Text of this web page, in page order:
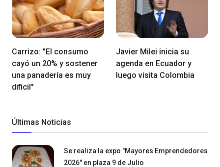
Carrizo: "El consumo
cayó un 20% y sostener
una panadería es muy
dificil"
Javier Milei inicia su
agenda en Ecuador y
luego visita Colombia
Últimas Noticias
Se realiza la expo "Mayores Emprendedores
2026" en plaza 9 de Julio